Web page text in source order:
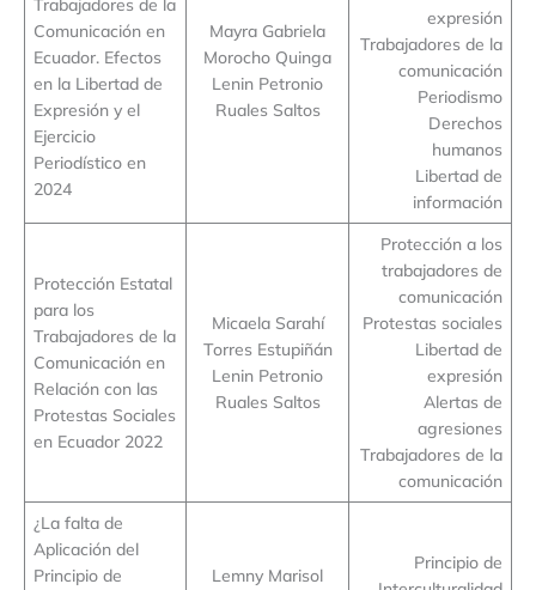
Trabajadores de la
Comunicación en
Ecuador. Efectos
en la Libertad de
Expresión y el
Ejercicio
Periodístico en
2024
Mayra Gabriela
Morocho Quinga
Lenin Petronio
Ruales Saltos
expresión
Trabajadores de la
comunicación
Periodismo
Derechos
humanos
Libertad de
información
Protección Estatal
para los
Trabajadores de la
Comunicación en
Relación con las
Protestas Sociales
en Ecuador 2022
Micaela Sarahí
Torres Estupiñán
Lenin Petronio
Ruales Saltos
Protección a los
trabajadores de
comunicación
Protestas sociales
Libertad de
expresión
Alertas de
agresiones
Trabajadores de la
comunicación
¿La falta de
Aplicación del
Principio de
Lemny Marisol
Principio de